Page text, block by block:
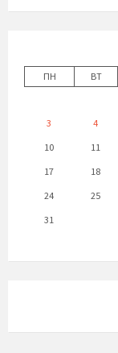
ПН
ВТ
3
4
10
11
17
18
24
25
31